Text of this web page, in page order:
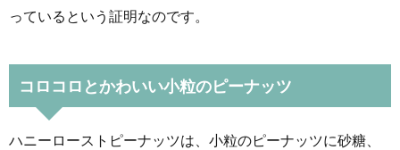
っているという証明なのです。
コロコロとかわいい小粒のピーナッツ
ハニーローストピーナッツは、小粒のピーナッツに砂糖、